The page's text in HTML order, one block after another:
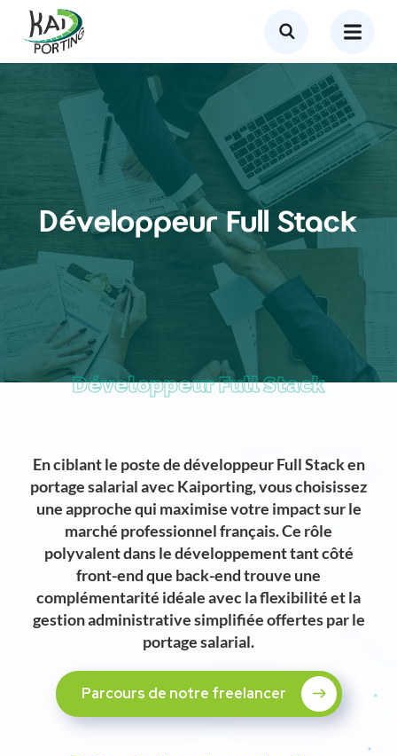
Développeur Full Stack
Développeur Full Stack
En ciblant le poste de développeur Full Stack en
portage salarial avec Kaiporting, vous choisissez
une approche qui maximise votre impact sur le
marché professionnel français. Ce rôle
polyvalent dans le développement tant côté
front-end que back-end trouve une
complémentarité idéale avec la flexibilité et la
gestion administrative simplifiée offertes par le
portage salarial.
Parcours de notre freelancer